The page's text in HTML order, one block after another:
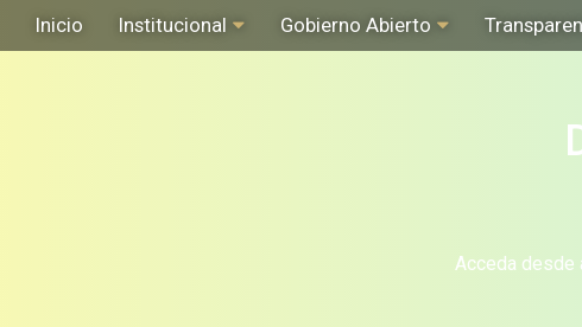
Inicio Institucional Gobierno Abierto
Acceda desde